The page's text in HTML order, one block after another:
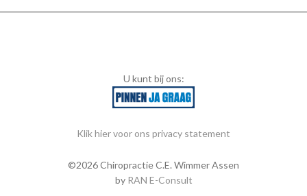
U kunt bij ons:
Klik hier voor ons privacy statement
©2026 Chiropractie C.E. Wimmer Assen
by RAN E-Consult